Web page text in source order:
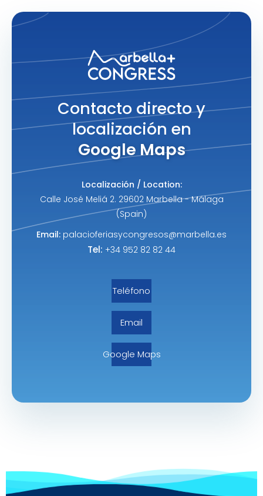
Contacto directo y
localización en
Google Maps
Localización / Location:
Calle José Meliá 2. 29602 Marbella - Málaga
(Spain)
Email: palacioferiasycongresos@marbella.es
Tel: +34 952 82 82 44
Teléfono
Email
Google Maps